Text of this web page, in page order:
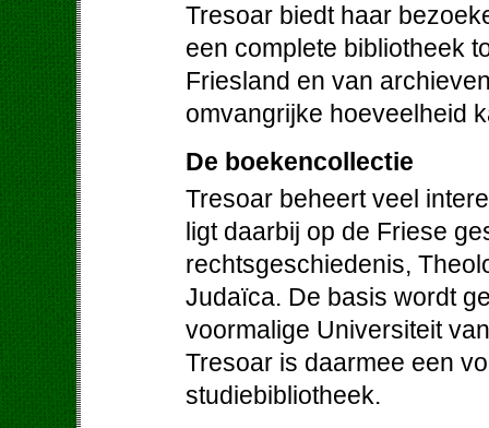
Tresoar biedt haar
een complete bibliotheek
Friesland en van
omvangrijke hoeveelheid
De boekencollectie
Tresoar beheert veel
ligt daarbij op de Friese
rechtsgeschiedenis,
Judaïca. De basis wordt
voormalige Universiteit
Tresoar is daarmee een
studiebibliotheek.